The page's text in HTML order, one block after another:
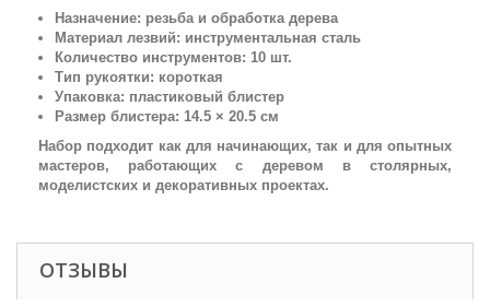
Назначение: резьба и обработка дерева
Материал лезвий: инструментальная сталь
Количество инструментов: 10 шт.
Тип рукоятки: короткая
Упаковка: пластиковый блистер
Размер блистера: 14.5 × 20.5 см
Набор подходит как для начинающих, так и для опытных
мастеров, работающих с деревом в столярных,
моделистских и декоративных проектах.
ОТЗЫВЫ